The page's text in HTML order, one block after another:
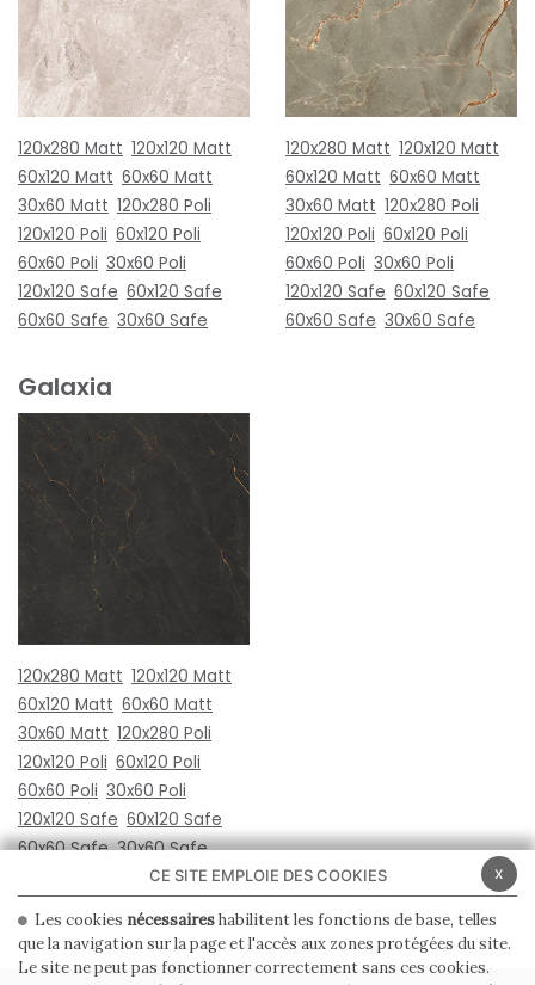
120x280 Matt 120x120 Matt
60x120 Matt 60x60 Matt
30x60 Matt 120x280 Poli
120x120 Poli 60x120 Poli
60x60 Poli 30x60 Poli
120x120 Safe 60x120 Safe
60x60 Safe 30x60 Safe
120x280 Matt 120x120 Matt
60x120 Matt 60x60 Matt
30x60 Matt 120x280 Poli
120x120 Poli 60x120 Poli
60x60 Poli 30x60 Poli
120x120 Safe 60x120 Safe
60x60 Safe 30x60 Safe
Galaxia
120x280 Matt 120x120 Matt
60x120 Matt 60x60 Matt
30x60 Matt 120x280 Poli
120x120 Poli 60x120 Poli
60x60 Poli 30x60 Poli
120x120 Safe 60x120 Safe
60x60 Safe 30x60 Safe
x
CE SITE EMPLOIE DES COOKIES
Les cookies nécessaireshabilitent les fonctions de base, telles
que la navigation sur la page et l'accès aux zones protégées du site.
Le site ne peut pas fonctionner correctement sans ces cookies.